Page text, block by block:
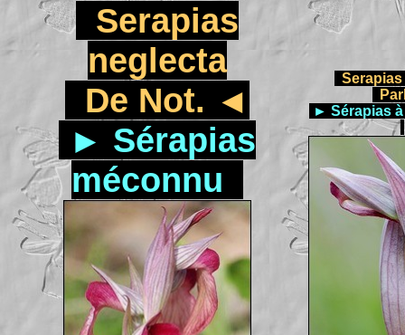
Serapias
neglecta
De Not. ◄
► Sérapias
méconnu
► Sérapias